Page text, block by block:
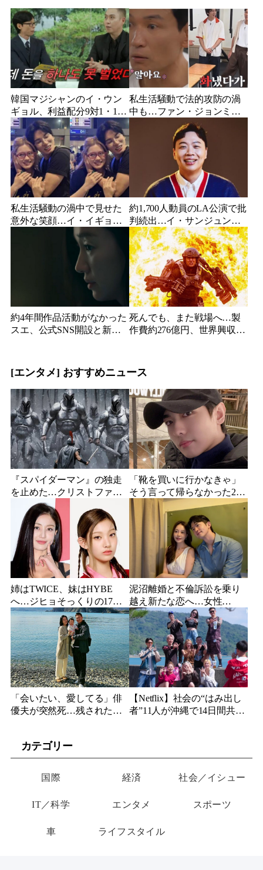
韓国マジシャンのイ・ウン
ギョル、利益配分9対1・10
年契約の詐欺被害を告白
私生活騒動で法的攻防の渦
中も…ファン・ジョンミ
ン、バラエティ出演は予定
通り「編集なし」放送決定
私生活騒動の渦中で見せた
意外な笑顔…イ・イギョ
ン、海外スターとの「密着
ショット」が話題に
約1,700人動員のLA公演で批
判続出…イ・サンジュン、
音響不良や短すぎる公演時
間に観客失望
約4年間作品活動がなかった
スエ、公式SNS開設と新ビ
死んでも、また戦場へ…製
作費約276億円、世界興収
ル』がついに配信
[エンタメ] おすすめニュース
『スパイダーマン』の独走
を止めた…クリストファ
ー・ノーラン史上最大、390
億円の超大作がついに韓国
上陸
「靴を買いに行かなきゃ」
そう言って帰らなかった24
歳俳優…28歳の誕生日、母
が玄関に置いた“届かない贈
り物”
姉はTWICE、妹はHYBE
へ…ジヒョそっくりの17歳
妹、多国籍7人組でついにデ
ビュー
泥沼離婚と不倫訴訟を乗り
越え新たな恋へ…女性
YouTuberが選んだのは身長
189cmの医者
「会いたい、愛してる」俳
優夫が突然死…残された女
【Netflix】社会の“はみ出し
者”11人が沖縄で14日間共同
カテゴリー
国際 経済 社会／イシュー
IT／科学 エンタメ スポーツ
車 ライフスタイル